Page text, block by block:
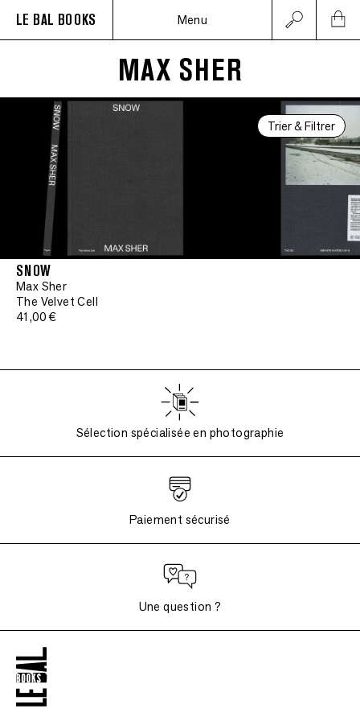
LE BAL BOOKS Menu
MAX SHER
Trier & Filtrer
SNOW
Max Sher
The Velvet Cell
41,00 €
Sélection spécialisée en photographie
Paiement sécurisé
Une question ?